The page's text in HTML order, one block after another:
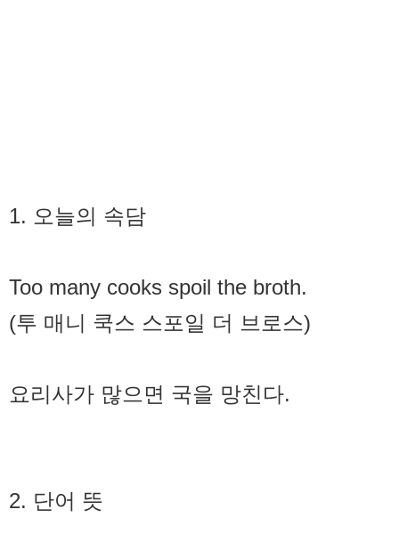
1. 오늘의 속담
Too many cooks spoil the broth.
(투 매니 쿡스 스포일 더 브로스)
요리사가 많으면 국을 망친다.
2. 단어 뜻